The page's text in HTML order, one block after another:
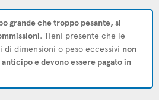
grande che troppo pesante, si
. Tieni presente che le
di dimensioni o peso eccessivi non
e devono essere pagato in